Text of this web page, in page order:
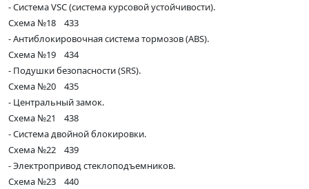
- Система VSC (система курсовой устойчивости).
Схема №18 433
- Антиблокировочная система тормозов (ABS).
Схема №19 434
- Подушки безопасности (SRS).
Схема №20 435
- Центральный замок.
Схема №21 438
- Система двойной блокировки.
Схема №22 439
- Электропривод стеклоподъемников.
Схема №23 440